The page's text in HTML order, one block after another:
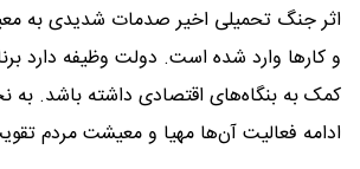
اثر جنگ تحمیلی اخیر صدمات شدیدی به
و کارها وارد شده است. دولت وظیفه دارد
کمک به بنگاه‌های اقتصادی داشته باشد. به
ادامه فعالیت آن‌ها مهیا و معیشت مردم